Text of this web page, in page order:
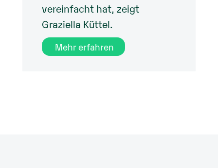
vereinfacht hat, zeigt
Graziella Küttel.
Mehr erfahren